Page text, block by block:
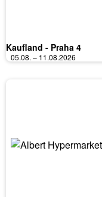
Kaufland - Praha 4
05.08. – 11.08.2026